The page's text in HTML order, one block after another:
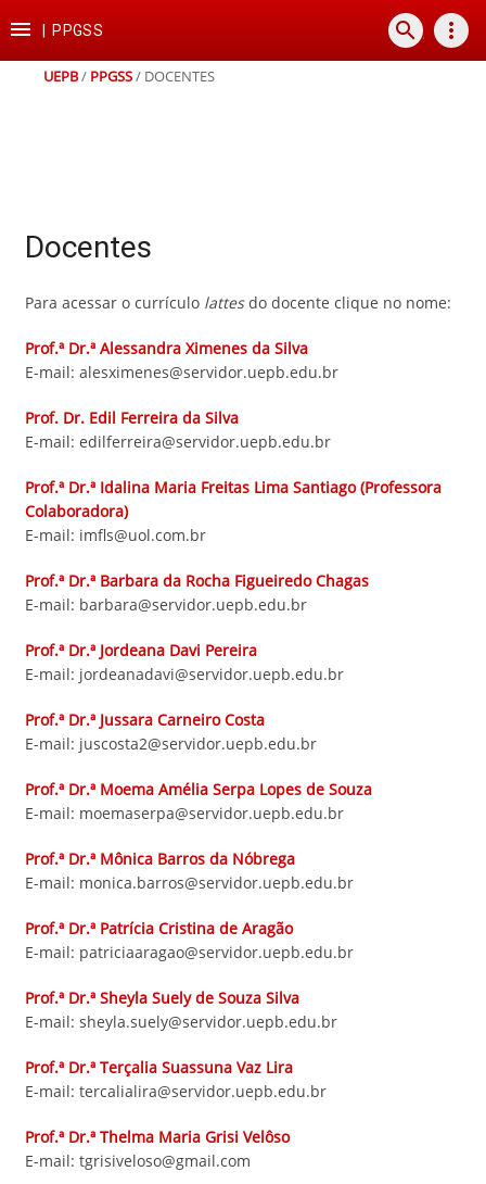
para
conteúdo
para
para
para
rodapé
 PPGSS search more_vert
UEPB/ PPGSS/ DOCENTES
Docentes
Para acessar o currículo lattesdo docente clique no nome:
Prof.ª Dr.ª Alessandra Ximenes da Silva
E-mail: alesximenes@servidor.uepb.edu.br
Prof. Dr. Edil Ferreira da Silva
E-mail: edilferreira@servidor.uepb.edu.br
Prof.ª Dr.ª Idalina Maria Freitas Lima Santiago (Professora
Colaboradora)
E-mail: imfls@uol.com.br
Prof.ª Dr.ª Barbara da Rocha Figueiredo Chagas
E-mail: barbara@servidor.uepb.edu.br
Prof.ª Dr.ª Jordeana Davi Pereira
E-mail: jordeanadavi@servidor.uepb.edu.br
Prof.ª Dr.ª Jussara Carneiro Costa
E-mail: juscosta2@servidor.uepb.edu.br
Prof.ª Dr.ª Moema Amélia Serpa Lopes de Souza
E-mail: moemaserpa@servidor.uepb.edu.br
Prof.ª Dr.ª Mônica Barros da Nóbrega
E-mail: monica.barros@servidor.uepb.edu.br
Prof.ª Dr.ª Patrícia Cristina de Aragão
E-mail: patriciaaragao@servidor.uepb.edu.br
Prof.ª Dr.ª Sheyla Suely de Souza Silva
E-mail: sheyla.suely@servidor.uepb.edu.br
Prof.ª Dr.ª Terçalia Suassuna Vaz Lira
E-mail: tercalialira@servidor.uepb.edu.br
Prof.ª Dr.ª Thelma Maria Grisi Velôso
E-mail: tgrisiveloso@gmail.com